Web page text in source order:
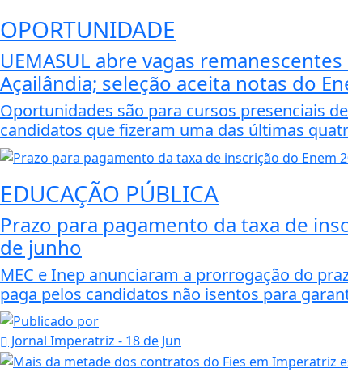
OPORTUNIDADE
UEMASUL abre vagas
Açailândia; seleção aceita notas do
Oportunidades são para cursos presenciais
candidatos que fizeram uma das últimas
EDUCAÇÃO PÚBLICA
Prazo para pagamento da taxa de
de junho
MEC e Inep anunciaram a prorrogação do
paga pelos candidatos não isentos para
Jornal Imperatriz - 18 de Jun